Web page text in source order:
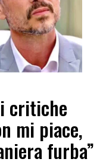
critiche
mi piace,
furba”